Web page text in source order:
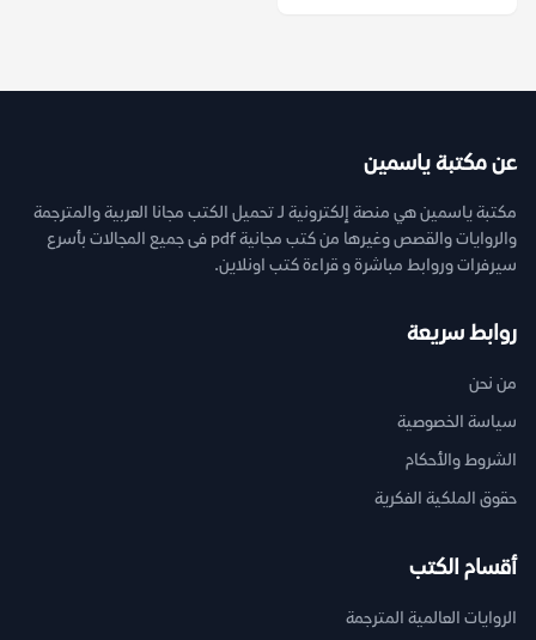
عن مكتبة ياسمين
مكتبة ياسمين هي منصة إلكترونية لـ تحميل الكتب مجانا العربية والمترجمة
والروايات والقصص وغيرها من كتب مجانية pdf فى جميع المجالات بأسرع
سيرفرات وروابط مباشرة و قراءة كتب اونلاين.
روابط سريعة
من نحن
سياسة الخصوصية
الشروط والأحكام
حقوق الملكية الفكرية
أقسام الكتب
الروايات العالمية المترجمة